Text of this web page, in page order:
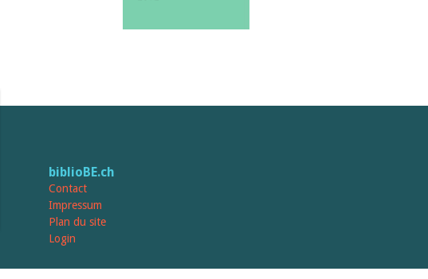
biblioBE.ch
Contact
Impressum
Plan du site
Login